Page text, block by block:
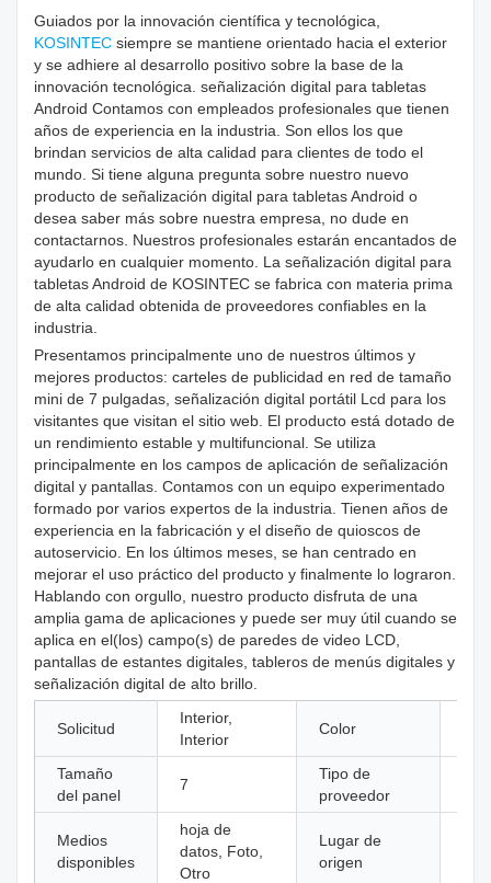
Guiados por la innovación científica y tecnológica,
KOSINTEC siempre se mantiene orientado hacia el exterior
y se adhiere al desarrollo positivo sobre la base de la
innovación tecnológica. señalización digital para tabletas
Android Contamos con empleados profesionales que tienen
años de experiencia en la industria. Son ellos los que
brindan servicios de alta calidad para clientes de todo el
mundo. Si tiene alguna pregunta sobre nuestro nuevo
producto de señalización digital para tabletas Android o
desea saber más sobre nuestra empresa, no dude en
contactarnos. Nuestros profesionales estarán encantados de
ayudarlo en cualquier momento. La señalización digital para
tabletas Android de KOSINTEC se fabrica con materia prima
de alta calidad obtenida de proveedores confiables en la
industria.
Presentamos principalmente uno de nuestros últimos y
mejores productos: carteles de publicidad en red de tamaño
mini de 7 pulgadas, señalización digital portátil Lcd para los
visitantes que visitan el sitio web. El producto está dotado de
un rendimiento estable y multifuncional. Se utiliza
principalmente en los campos de aplicación de señalización
digital y pantallas. Contamos con un equipo experimentado
formado por varios expertos de la industria. Tienen años de
experiencia en la fabricación y el diseño de quioscos de
autoservicio. En los últimos meses, se han centrado en
mejorar el uso práctico del producto y finalmente lo lograron.
Hablando con orgullo, nuestro producto disfruta de una
amplia gama de aplicaciones y puede ser muy útil cuando se
aplica en el(los) campo(s) de paredes de video LCD,
pantallas de estantes digitales, tableros de menús digitales y
señalización digital de alto brillo.
Solicitud
Interior,
Interior
Color
Tamaño
del panel
7
Tipo de
proveedor
Medios
disponibles
hoja de
datos, Foto,
Otro
Lugar de
origen